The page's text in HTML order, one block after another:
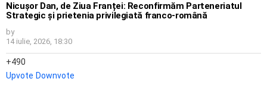
Nicușor Dan, de Ziua Franței: Reconfirmăm Parteneriatul
Strategic și prietenia privilegiată franco-română
by
14 iulie, 2026, 18:30
490
Upvote Downvote